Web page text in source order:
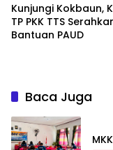
Kunjungi Kokbaun,
TP PKK TTS
Bantuan PAUD
Baca Juga